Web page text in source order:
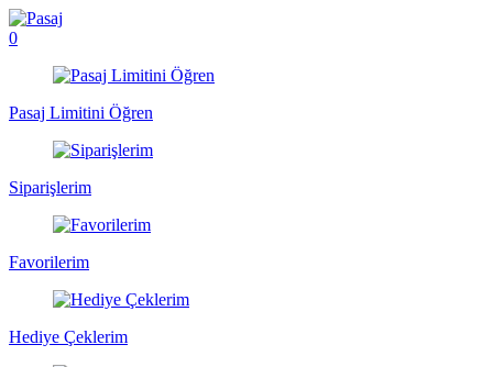
0
Pasaj Limitini Öğren
Siparişlerim
Favorilerim
Hediye Çeklerim